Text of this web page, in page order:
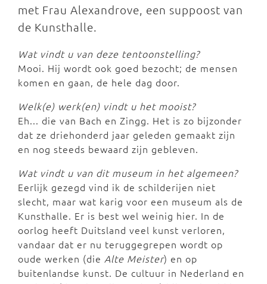
met Frau Alexandrove, een suppoost van
de Kunsthalle.
Wat vindt u van deze tentoonstelling?
Mooi. Hij wordt ook goed bezocht; de mensen
komen en gaan, de hele dag door.
Welk(e) werk(en) vindt u het mooist?
Eh... die van Bach en Zingg. Het is zo bijzonder
dat ze driehonderd jaar geleden gemaakt zijn
en nog steeds bewaard zijn gebleven.
Wat vindt u van dit museum in het algemeen?
Eerlijk gezegd vind ik de schilderijen niet
slecht, maar wat karig voor een museum als de
Kunsthalle. Er is best wel weinig hier. In de
oorlog heeft Duitsland veel kunst verloren,
vandaar dat er nu teruggegrepen wordt op
oude werken (die Alte Meister) en op
buitenlandse kunst. De cultuur in Nederland en